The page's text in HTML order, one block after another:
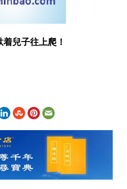
兒子往上爬！